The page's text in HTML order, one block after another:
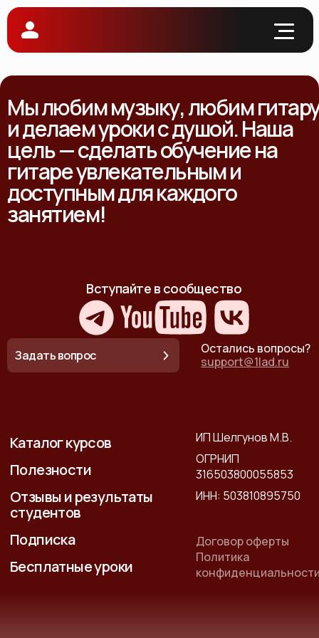
Мы любим музыку, любим
и делаем уроки с душой. Наша
цель — сделать обучение на
гитаре увлекательным и
доступным для каждого
занятием!
Вступайте в сообщество
Остались вопросы?
support@1lad.ru
Задать вопрос
Каталог курсов
Полезности
Отзывы и результаты
студентов
Подписка
Бесплатные уроки
ИП Шелгунов М.В.
ОГРНИП
316503800055853
ИНН: 503810895750
Договор оферты
Политика